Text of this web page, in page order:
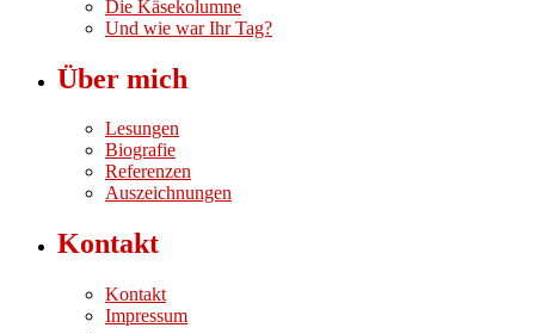
Die Käsekolumne
Und wie war Ihr Tag?
Über mich
Lesungen
Biografie
Referenzen
Auszeichnungen
Kontakt
Kontakt
Impressum